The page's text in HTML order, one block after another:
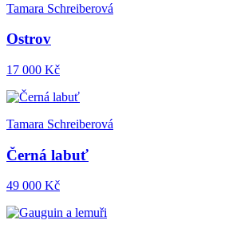
Tamara Schreiberová
Ostrov
17 000 Kč
Tamara Schreiberová
Černá labuť
49 000 Kč